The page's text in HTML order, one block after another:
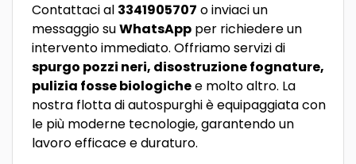
Contattaci al 3341905707 o inviaci un
messaggio suWhatsApp per richiedere un
intervento immediato. Offriamo servizi di
spurgo pozzi neri, disostruzione fognature,
pulizia fosse biologichee molto altro. La
nostra flotta di autospurghi è equipaggiata con
le più moderne tecnologie, garantendo un
lavoro efficace e duraturo.